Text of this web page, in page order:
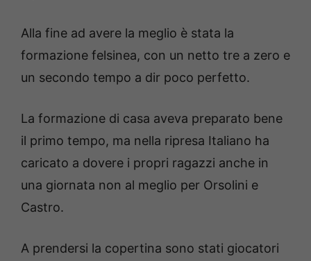
Alla fine ad avere la meglio è stata la
formazione felsinea, con un netto tre a zero e
un secondo tempo a dir poco perfetto.
La formazione di casa aveva preparato bene
il primo tempo, ma nella ripresa Italiano ha
caricato a dovere i propri ragazzi anche in
una giornata non al meglio per Orsolini e
Castro.
A prendersi la copertina sono stati giocatori